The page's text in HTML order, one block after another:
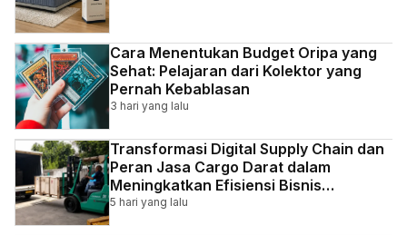
Cara Menentukan Budget Oripa yang
Sehat: Pelajaran dari Kolektor yang
Pernah Kebablasan
3 hari yang lalu
Transformasi Digital Supply Chain dan
Peran Jasa Cargo Darat dalam
Meningkatkan Efisiensi Bisnis
Indonesia
5 hari yang lalu